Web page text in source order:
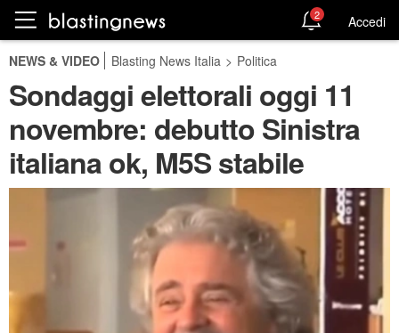
2 Accedi
NEWS & VIDEO Blasting News Italia > Politica
Sondaggi elettorali oggi 11
novembre: debutto Sinistra
italiana ok, M5S stabile